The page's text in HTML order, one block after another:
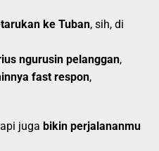
ke Tuban, sih, di
ngurusin pelanggan,
fast respon,
juga bikin perjalananmu